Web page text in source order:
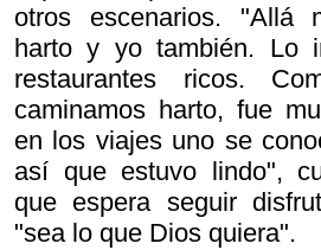
otros escenarios. "Allá
harto y yo también. Lo
restaurantes ricos.
caminamos harto, fue
en los viajes uno se
así que estuvo lindo",
que espera seguir
"sea lo que Dios quiera".